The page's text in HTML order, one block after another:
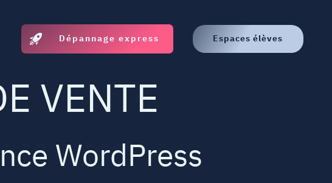
Dépannage express Espaces élèves
VENTE
WordPress